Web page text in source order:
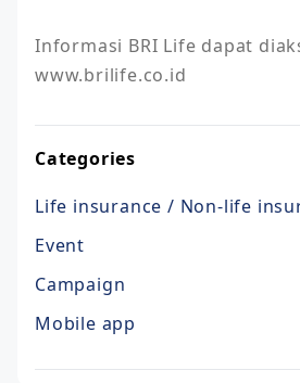
Informasi BRI Life dapat
www.brilife.co.id
Categories
Life insurance / Non-life
Event
Campaign
Mobile app